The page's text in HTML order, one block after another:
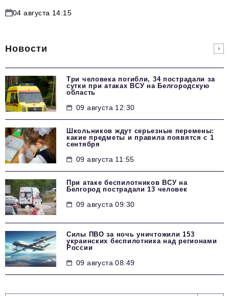
04 августа 14:15
Новости
Три человека погибли, 34 пострадали за
сутки при атаках ВСУ на Белгородскую
область
09 августа 12:30
Школьников ждут серьезные перемены:
какие предметы и правила появятся с 1
сентября
09 августа 11:55
При атаке беспилотников ВСУ на
Белгород пострадали 13 человек
09 августа 09:30
Силы ПВО за ночь уничтожили 153
украинских беспилотника над регионами
России
09 августа 08:49